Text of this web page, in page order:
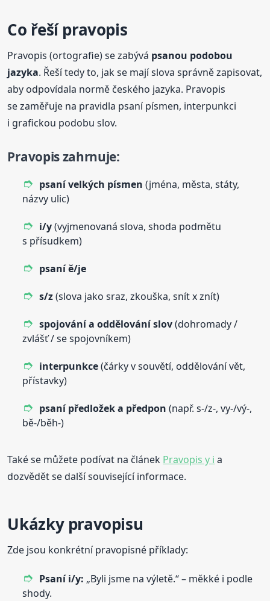
Co řeší pravopis
Pravopis (ortografie) se zabývá psanou podobou
jazyka. Řeší tedy to, jak se mají slova správně zapisovat,
aby odpovídala normě českého jazyka. Pravopis
se zaměřuje na pravidla psaní písmen, interpunkci
i grafickou podobu slov.
Pravopis zahrnuje:
psaní velkých písmen (jména, města, státy,
názvy ulic)
i/y(vyjmenovaná slova, shoda podmětu
s přísudkem)
psaní ě/je
s/z(slova jako sraz, zkouška, snít x znít)
spojování a oddělování slov(dohromady /
zvlášť / se spojovníkem)
interpunkce(čárky v souvětí, oddělování vět,
přístavky)
psaní předložek a předpon (např. s-/z-, vy-/vý-,
bě-/běh-)
Také se můžete podívat na článek Pravopis y i a
dozvědět se další související informace.
Ukázky pravopisu
Zde jsou konkrétní pravopisné příklady:
Psaní i/y: „Byli jsme na výletě.“ – měkké i podle
shody.